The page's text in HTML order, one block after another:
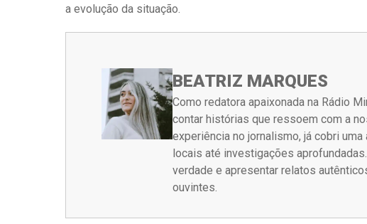
a evolução da situação.
BEATRIZ MARQUES
Como redatora apaixonada na Rádio
contar histórias que ressoem com a
experiência no jornalismo, já cobri
locais até investigações
verdade e apresentar relatos
ouvintes.